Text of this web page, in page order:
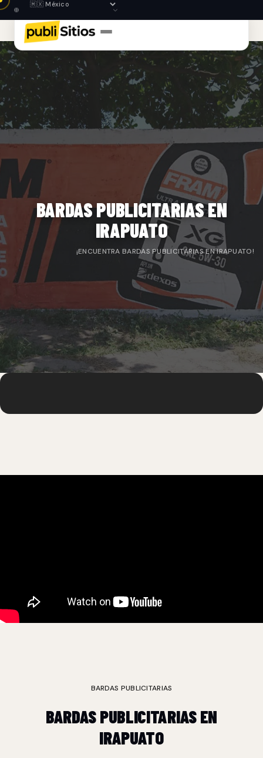
BARDAS PUBLICITARIAS EN
IRAPUATO
¡ENCUENTRA BARDAS PUBLICITARIAS EN IRAPUATO!
BARDAS PUBLICITARIAS
BARDAS PUBLICITARIAS EN
IRAPUATO